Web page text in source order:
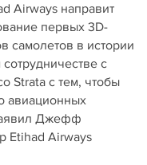
Airways направит
первых 3D-
самолетов в истории
с
Strata с тем, чтобы
авиационных
Джефф
Etihad Airways